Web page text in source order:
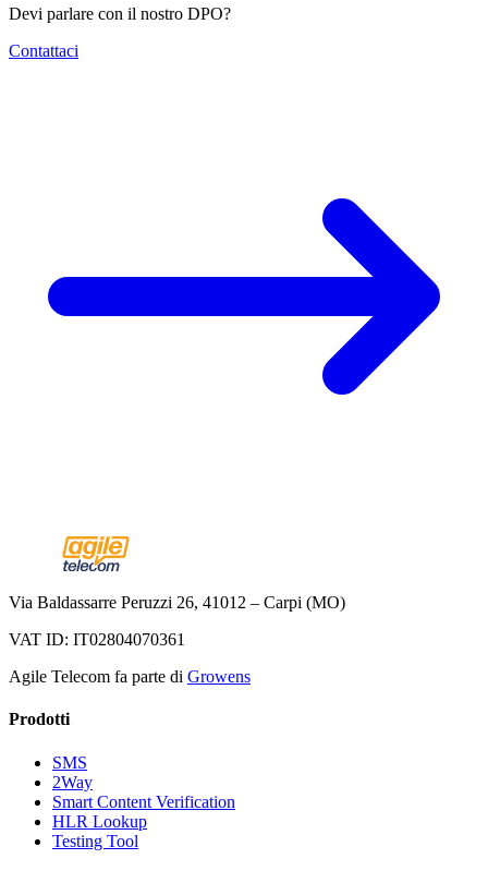
Devi parlare con il nostro DPO?
Contattaci
Via Baldassarre Peruzzi 26, 41012 – Carpi (MO)
VAT ID: IT02804070361
Agile Telecom fa parte di Growens
Prodotti
SMS
2Way
Smart Content Verification
HLR Lookup
Testing Tool